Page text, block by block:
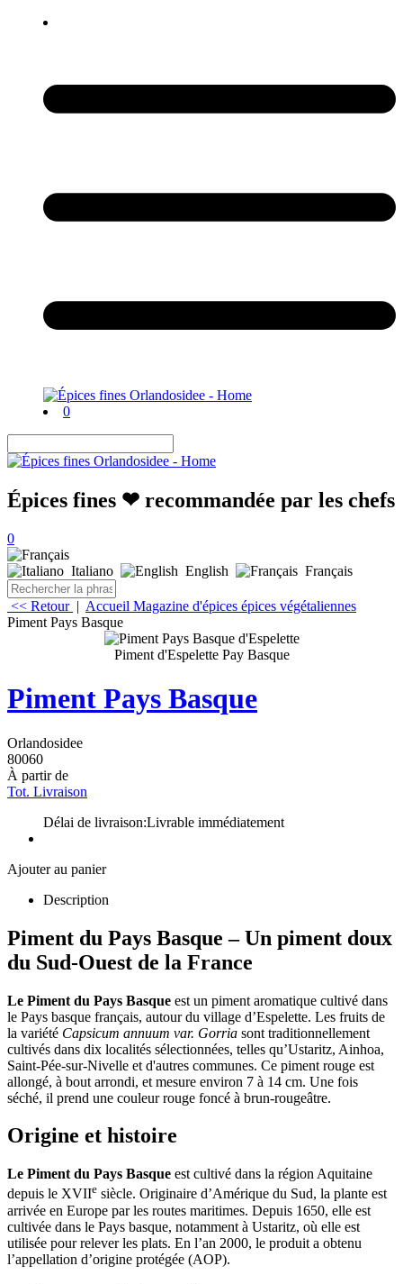
0
Épices fines ❤ recommandée par les chefs
0
Italiano English Français
<< Retour | Accueil Magazine d'épices épices végétaliennes
Piment Pays Basque
Piment d'Espelette Pay Basque
Piment Pays Basque
Orlandosidee
80060
À partir de
Tot. Livraison
Délai de livraison:Livrable immédiatement
Ajouter au panier
Description
Piment du Pays Basque – Un piment doux
du Sud-Ouest de la France
Le Piment du Pays Basque est un piment aromatique cultivé dans
le Pays basque français, autour du village d’Espelette. Les fruits de
la variété Capsicum annuum var. Gorria sont traditionnellement
cultivés dans dix localités sélectionnées, telles qu’Ustaritz, Ainhoa,
Saint-Pée-sur-Nivelle et d'autres communes. Ce piment rouge est
allongé, à bout arrondi, et mesure environ 7 à 14 cm. Une fois
séché, il prend une couleur rouge foncé à brun-rougeâtre.
Origine et histoire
Le Piment du Pays Basque est cultivé dans la région Aquitaine
depuis le XVIIe siècle. Originaire d’Amérique du Sud, la plante est
arrivée en Europe par les routes maritimes. Depuis 1650, elle est
cultivée dans le Pays basque, notamment à Ustaritz, où elle est
utilisée pour relever les plats. En l’an 2000, le produit a obtenu
l’appellation d’origine protégée (AOP).